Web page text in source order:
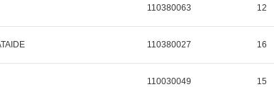
110380063 12
110380027 16
110030049 15